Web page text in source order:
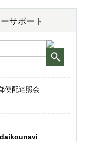
サポート
便配達照会